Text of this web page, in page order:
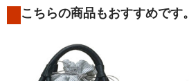
こちらの商品もおすすめです。